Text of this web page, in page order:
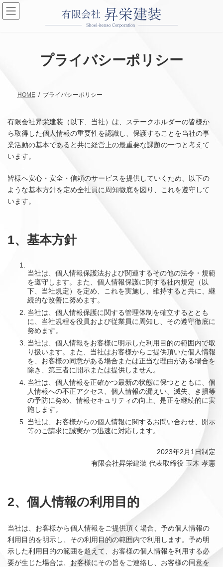
コ
ン
テ
ナ
ビ
ゲ
プライバシーポリシー
HOME プライバシーポリシー
有限会社昇栄建装（以下、当社）は、ステークホルダーの皆様か
ら取得した個人情報の重要性を認識し、保護することを当社の事
業活動の基本であると共に経営上の最重要な課題の一つと考えて
います。
皆様へ安心・安全・信頼のサービスを提供していくため、以下の
ような基本方針を定め全社員に周知徹底を図り、これを遵守して
います。
1、基本方針
当社は、個人情報保護法および関連するその他の法令・規範
を遵守します。また、個人情報保護に関する社内規定（以
下、当社規定）を定め、これを実施し、維持すると共に、継
続的な改善に努めます。
当社は、個人情報保護に関する管理体制を確立するととも
に、当社規程を役員および従業員に周知し、その遵守徹底に
努めます。
当社は、個人情報をお客様に明示した利用目的の範囲内で取
り扱います。また、当社はお客様からご提供頂いた個人情報
を、お客様の同意がある場合または正当な理由がある場合を
除き、第三者に開示または提供しません。
当社は、個人情報を正確かつ最新の状態に保つとともに、個
人情報への不正アクセス、個人情報の漏えい、滅失、き損等
の予防に努め、情報セキュリティの向上、是正を継続的に実
施します。
当社は、お客様からの個人情報に関するお問い合わせ、開示
等のご請求に誠実かつ迅速に対応します。
2023年2月1日制定
有限会社昇栄建装 代表取締役 玉木 孝憲
2、個人情報の利用目的
当社は、お客様から個人情報をご提供頂く場合、予め個人情報の
利用目的を明示し、その利用目的の範囲内で利用します。予め明
示した利用目的の範囲を超えて、お客様の個人情報を利用する必
要が生じた場合は、お客様にその旨をご連絡し、お客様の同意を